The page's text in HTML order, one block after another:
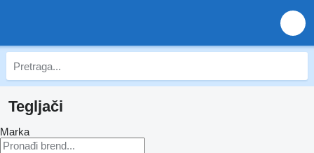
Tegljači
Marka